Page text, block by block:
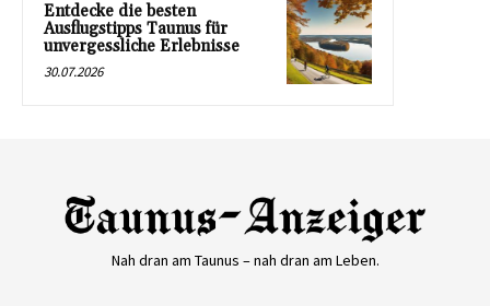
Entdecke die besten
Ausflugstipps Taunus für
unvergessliche Erlebnisse
30.07.2026
Nah dran am Taunus – nah dran am Leben.